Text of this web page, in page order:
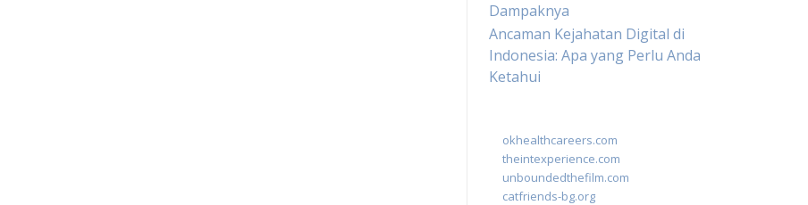
Dampaknya
Ancaman Kejahatan Digital di
Indonesia: Apa yang Perlu Anda
Ketahui
okhealthcareers.com
theintexperience.com
unboundedthefilm.com
catfriends-bg.org